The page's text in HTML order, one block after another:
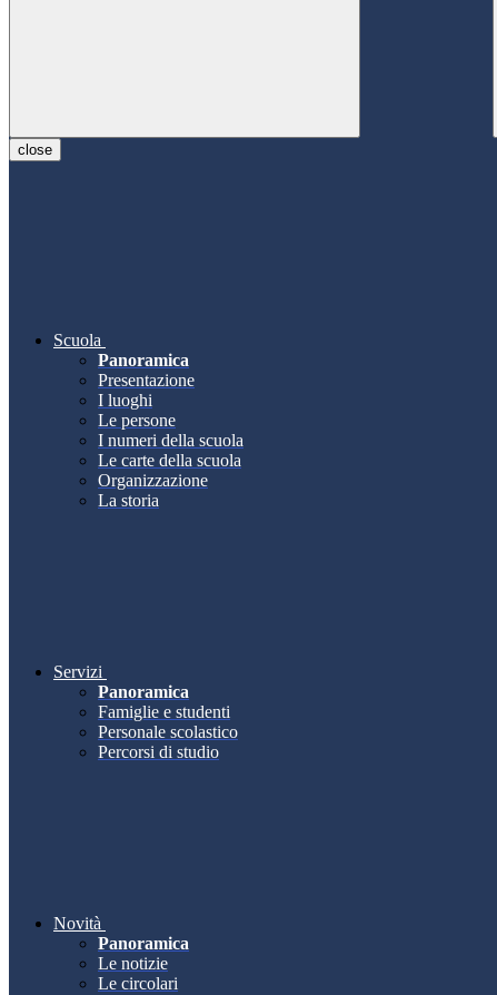
close
Scuola
Panoramica
Presentazione
I luoghi
Le persone
I numeri della scuola
Le carte della scuola
Organizzazione
La storia
Servizi
Panoramica
Famiglie e studenti
Personale scolastico
Percorsi di studio
Novità
Panoramica
Le notizie
Le circolari